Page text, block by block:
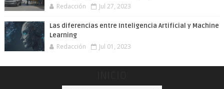
Redacción Jul 27, 2023
Las diferencias entre Inteligencia Artificial y Machine
Learning
Redacción Jul 01, 2023